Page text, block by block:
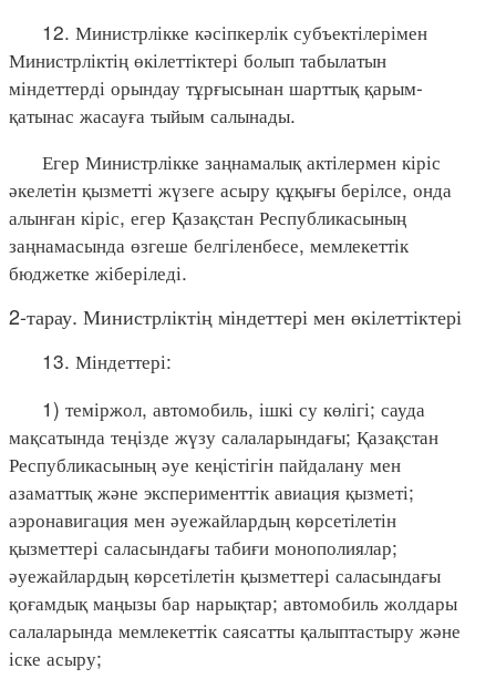
12. Министрлікке кәсіпкерлік субъектілерімен
Министрліктің өкілеттіктері болып табылатын
міндеттерді орындау тұрғысынан шарттық қарым-
қатынас жасауға тыйым салынады.
Егер Министрлікке заңнамалық актілермен кіріс
әкелетін қызметті жүзеге асыру құқығы берілсе, онда
алынған кіріс, егер Қазақстан Республикасының
заңнамасында өзгеше белгіленбесе, мемлекеттік
бюджетке жіберіледі.
2-тарау. Министрліктің міндеттері мен өкілеттіктері
13. Міндеттері:
1) теміржол, автомобиль, ішкі су көлігі; сауда
мақсатында теңізде жүзу салаларындағы; Қазақстан
Республикасының әуе кеңістігін пайдалану мен
азаматтық және эксперименттік авиация қызметі;
аэронавигация мен әуежайлардың көрсетілетін
қызметтері саласындағы табиғи монополиялар;
әуежайлардың көрсетілетін қызметтері саласындағы
қоғамдық маңызы бар нарықтар; автомобиль жолдары
салаларында мемлекеттік саясатты қалыптастыру және
іске асыру;